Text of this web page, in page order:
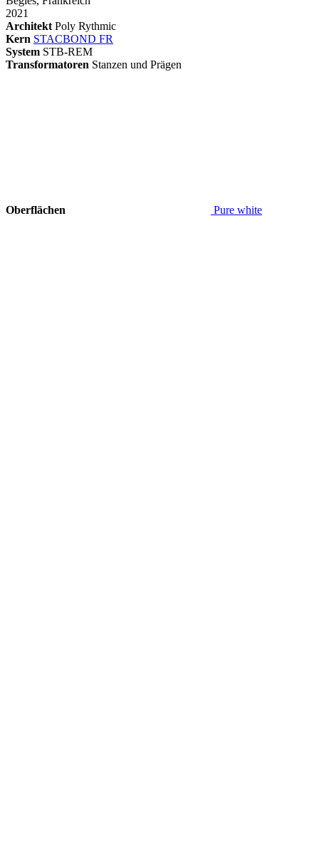
2021
Architekt Poly Rythmic
Kern STACBOND FR
System STB-REM
Transformatoren Stanzen und Prägen
Oberflächen Pure white